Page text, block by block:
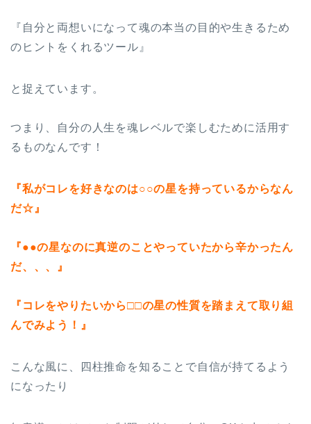
『自分と両想いになって魂の本当の目的や生きるため
のヒントをくれるツール』
と捉えています。
つまり、自分の人生を魂レベルで楽しむために活用す
るものなんです！
『私がコレを好きなのは○○の星を持っているからなん
だ☆』
『●●の星なのに真逆のことやっていたから辛かったん
だ、、、』
『コレをやりたいから□□の星の性質を踏まえて取り組
んでみよう！』
こんな風に、四柱推命を知ることで自信が持てるよう
になったり